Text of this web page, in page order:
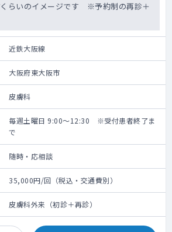
くらいのイメージです ※予約制の再診＋
近鉄大阪線
大阪府東大阪市
皮膚科
毎週土曜日 9:00～12:30 ※受付患者終了ま
で
随時・応相談
35,000円/回（税込・交通費別）
皮膚科外来（初診＋再診）